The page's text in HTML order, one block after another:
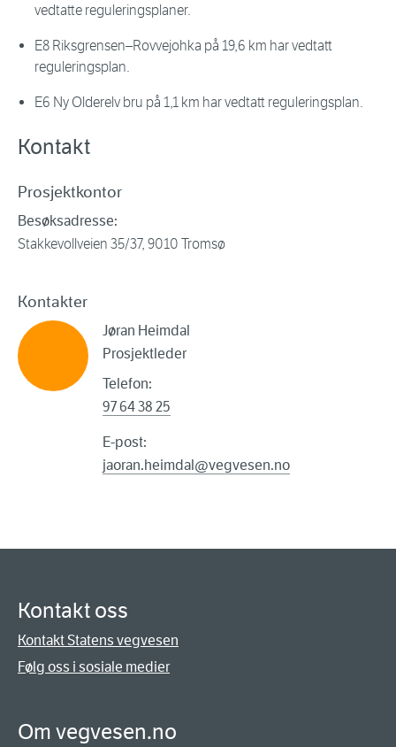
vedtatte reguleringsplaner.
E8 Riksgrensen–Rovvejohka på 19,6 km har vedtatt
reguleringsplan.
E6 Ny Olderelv bru på 1,1 km har vedtatt reguleringsplan.
Kontakt
Prosjektkontor
Besøksadresse:
Stakkevollveien 35/37, 9010 Tromsø
Kontakter
Jøran Heimdal
Prosjektleder
Telefon:
97 64 38 25
E-post:
jaoran.heimdal@vegvesen.no
Kontakt oss
Kontakt Statens vegvesen
Følg oss i sosiale medier
Om vegvesen.no